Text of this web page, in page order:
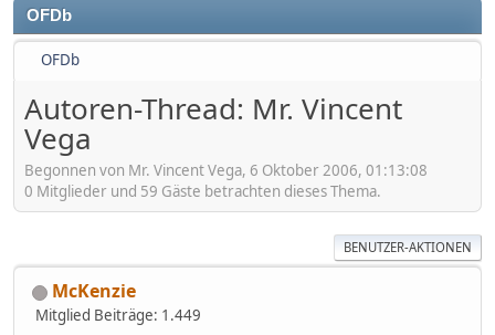
OFDb
OFDb
Autoren-Thread: Mr. Vincent
Vega
Begonnen von Mr. Vincent Vega, 6 Oktober 2006, 01:13:08
0 Mitglieder und 59 Gäste betrachten dieses Thema.
BENUTZER-AKTIONEN
McKenzie
Mitglied Beiträge: 1.449